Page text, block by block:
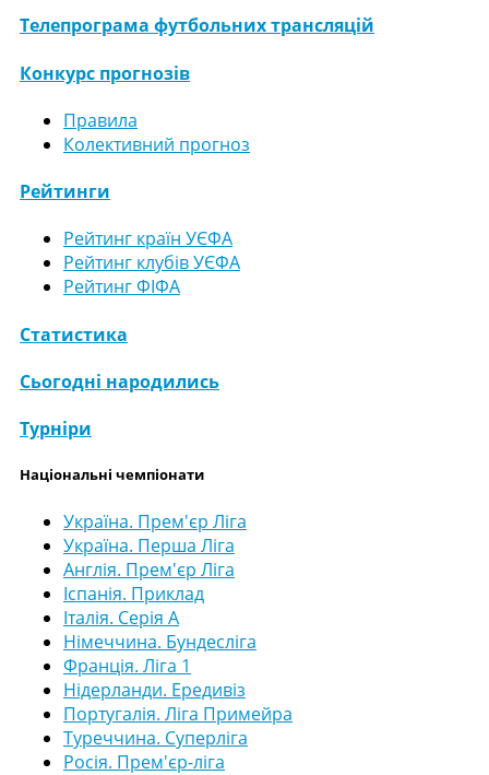
Телепрограма футбольних трансляцій
Конкурс прогнозів
Правила
Колективний прогноз
Рейтинги
Рейтинг країн УЄФА
Рейтинг клубів УЄФА
Рейтинг ФІФА
Статистика
Сьогодні народились
Турніри
Національні чемпіонати
Україна. Прем'єр Ліга
Україна. Перша Ліга
Англія. Прем'єр Ліга
Іспанія. Приклад
Італія. Серія А
Німеччина. Бундесліга
Франція. Ліга 1
Нідерланди. Ередивіз
Португалія. Ліга Примейра
Туреччина. Суперліга
Росія. Прем'єр-ліга